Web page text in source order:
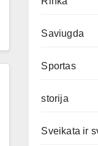
Saviugda
Sportas
storija
Sveikata ir